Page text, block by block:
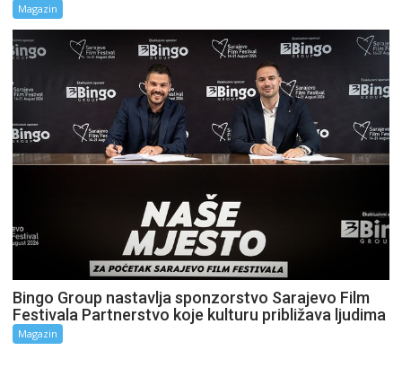
Magazin
Bingo Group nastavlja sponzorstvo Sarajevo Film
Festivala Partnerstvo koje kulturu približava ljudima
Magazin